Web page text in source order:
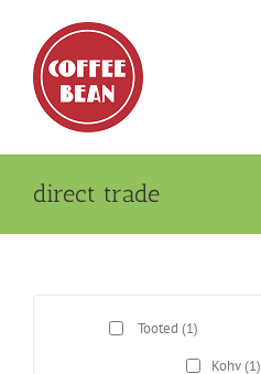
content
direct trade
Tooted (1)
Kohv(1)